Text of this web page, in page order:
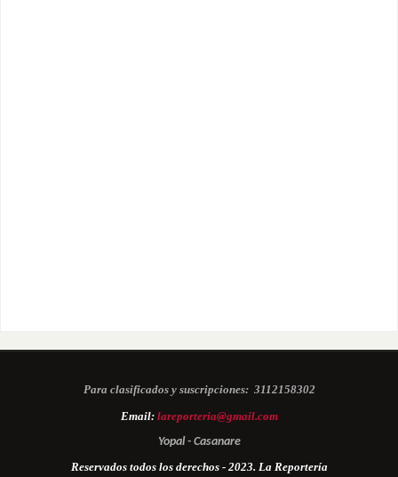
Para clasificados y suscripciones: 3112158302
Email: lareporteria@gmail.com
Yopal - Casanare
Reservados todos los derechos - 2023. La Reportería